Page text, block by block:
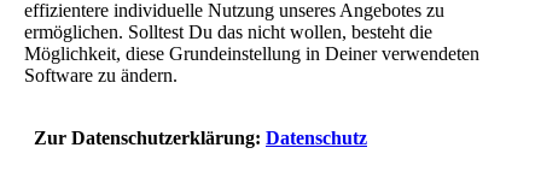
effizientere individuelle Nutzung unseres Angebotes zu
ermöglichen. Solltest Du das nicht wollen, besteht die
Möglichkeit, diese Grundeinstellung in Deiner verwendeten
Software zu ändern.
Zur Datenschutzerklärung: Datenschutz